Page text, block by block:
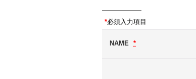
――――――
*必須入力項目
NAME *